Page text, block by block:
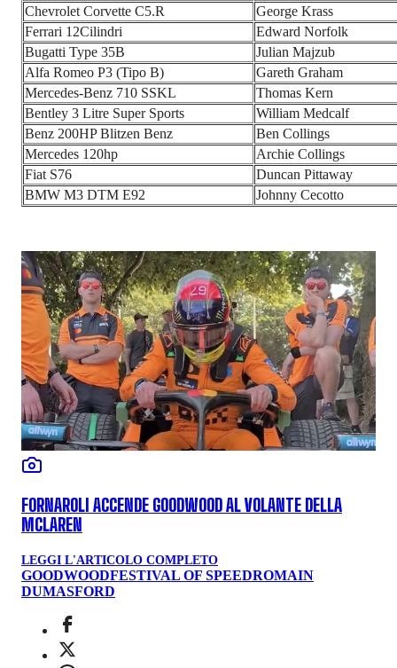
Chevrolet Corvette C5.R
George Krass
Ferrari 12Cilindri
Edward Norfolk
Bugatti Type 35B
Julian Majzub
Alfa Romeo P3 (Tipo B)
Gareth Graham
Mercedes-Benz 710 SSKL
Thomas Kern
Bentley 3 Litre Super Sports
William Medcalf
Benz 200HP Blitzen Benz
Ben Collings
Mercedes 120hp
Archie Collings
Fiat S76
Duncan Pittaway
BMW M3 DTM E92
Johnny Cecotto
FORNAROLI ACCENDE GOODWOOD AL VOLANTE DELLA
MCLAREN
LEGGI L'ARTICOLO COMPLETO
GOODWOODFESTIVAL OF SPEEDROMAIN
DUMASFORD